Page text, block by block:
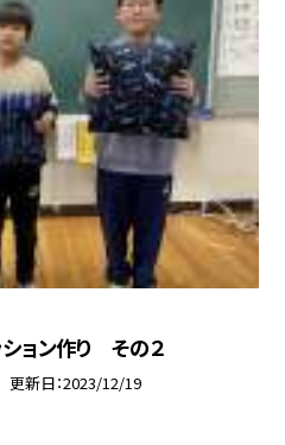
ョン作り その２
更新日 2023/12/19